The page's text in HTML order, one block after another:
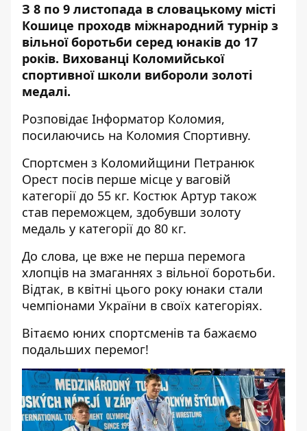
З 8 по 9 листопада в словацькому місті
Кошице проходв міжнародний турнір з
вільної боротьби серед юнаків до 17
років. Вихованці Коломийської
спортивної школи вибороли золоті
медалі.
Розповідає Інформатор Коломия,
посилаючись на Коломия Спортивну.
Спортсмен з Коломийщини Петранюк
Орест посів перше місце у ваговій
категорії до 55 кг. Костюк Артур також
став переможцем, здобувши золоту
медаль у категорії до 80 кг.
До слова, це вже не перша перемога
хлопців на змаганнях з вільної боротьби.
Відтак, в квітні цього року юнаки стали
чемпіонами України в своїх категоріях.
Вітаємо юних спортсменів та бажаємо
подальших перемог!